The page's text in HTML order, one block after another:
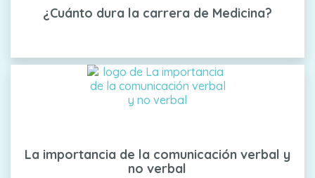
¿Cuánto dura la carrera de Medicina?
La importancia de la comunicación verbal y
no verbal